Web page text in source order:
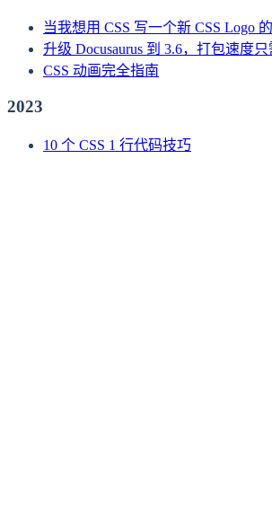
当我想用 CSS 写一个新 CSS Logo
升级 Docusaurus 到 3.6，打包速度
CSS 动画完全指南
2023
10 个 CSS 1 行代码技巧